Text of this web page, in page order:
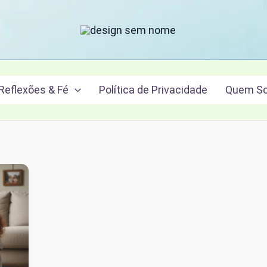
& Fé Política de Privacidade Quem